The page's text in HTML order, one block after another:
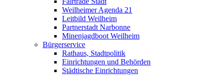
Weilheimer Agenda 21
Leitbild Weilheim
Partnerstadt Narbonne
Minenjagdboot Weilheim
Bürgerservice
Rathaus, Stadtpolitik
Einrichtungen und Behörden
Städtische Einrichtungen